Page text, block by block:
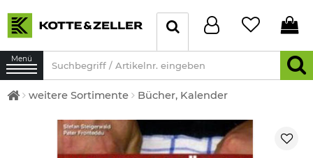
Menü
weitere Sortimente Bücher, Kalender